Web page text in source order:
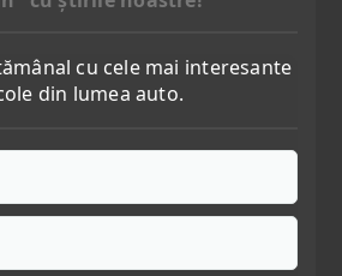
cu cele mai interesante
din lumea auto.